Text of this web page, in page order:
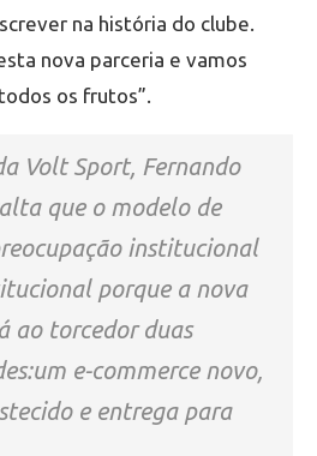
na história do clube.
nova parceria e vamos
os frutos”.
Volt Sport, Fernando
que o modelo de
institucional
porque a nova
ao torcedor duas
e-commerce novo,
e entrega para